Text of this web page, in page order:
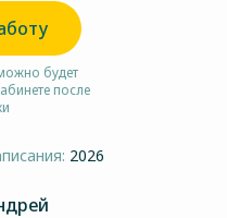
будет
после
2026